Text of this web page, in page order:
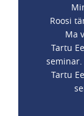
Roosi
Ma
Tartu
Tartu